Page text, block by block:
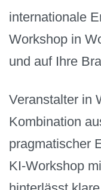
internationale
Workshop in
und auf Ihre
Veranstalter in
Kombination
pragmatischer
KI-Workshop